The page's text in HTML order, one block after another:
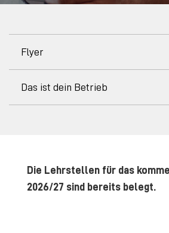
Flyer
Das ist dein Betrieb
Die Lehrstellen für das
2026/27 sind bereits belegt.